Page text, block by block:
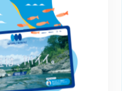
ける野生での絶滅の
」に分類。「埼玉県
に関する条例」で
に指定し、捕獲や殺